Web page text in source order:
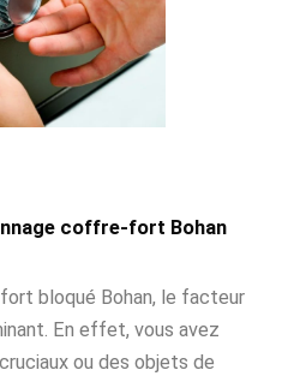
coffre-fort Bohan
fort bloqué Bohan, le facteur
En effet, vous avez
ou des objets de